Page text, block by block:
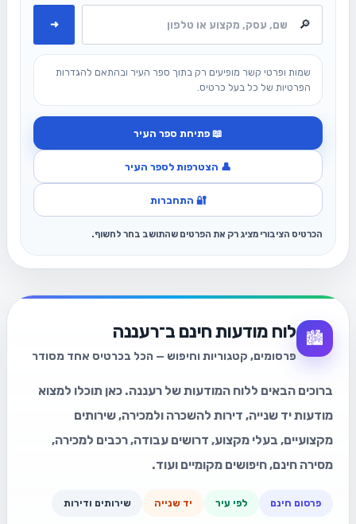
➜
שמות ופרטי קשר מופיעים רק בתוך ספר העיר ובהתאם להגדרות
הפרטיות של כל בעל כרטיס.
📖 פתיחת ספר העיר
👤 הצטרפות לספר העיר
🔐 התחברות
הכרטיס הציבורי מציג רק את הפרטים שהתושב בחר לחשוף.
🏙️ לוח מודעות חינם ב־רעננה
פרסומים, קטגוריות וחיפוש — הכל בכרטיס אחד מסודר
ברוכים הבאים ללוח המודעות של רעננה. כאן תוכלו למצוא
מודעות יד שנייה, דירות להשכרה ולמכירה, שירותים
מקצועיים, בעלי מקצוע, דרושים עבודה, רכבים למכירה,
מסירה חינם, חיפושים מקומיים ועוד.
פרסום חינם לפי עיר יד שנייה שירותים ודירות